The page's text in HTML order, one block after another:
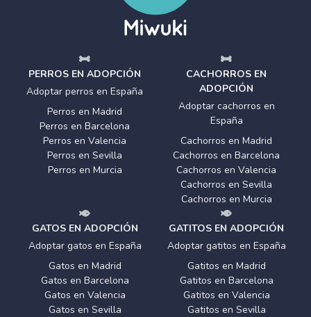
PERROS EN ADOPCIÓN
Adoptar perros en España
Perros en Madrid
Perros en Barcelona
Perros en Valencia
Perros en Sevilla
Perros en Murcia
CACHORROS EN
ADOPCIÓN
Adoptar cachorros en
España
Cachorros en Madrid
Cachorros en Barcelona
Cachorros en Valencia
Cachorros en Sevilla
Cachorros en Murcia
GATOS EN ADOPCIÓN
Adoptar gatos en España
Gatos en Madrid
Gatos en Barcelona
Gatos en Valencia
Gatos en Sevilla
GATITOS EN ADOPCIÓN
Adoptar gatitos en España
Gatitos en Madrid
Gatitos en Barcelona
Gatitos en Valencia
Gatitos en Sevilla